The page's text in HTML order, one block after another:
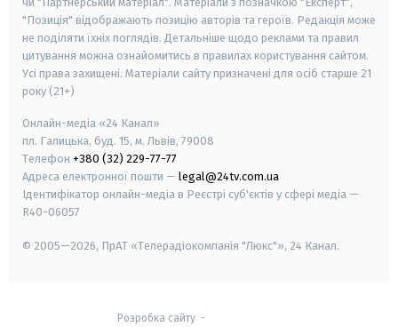
"Позиція" відображають позицію авторів та героїв. Редакція може
не поділяти їхніх поглядів. Детальніше щодо реклами та правил
цитування можна ознайомитись в правилах користування сайтом.
Усі права захищені. Матеріали сайту призначені для осіб старше 21
року (21+)
Онлайн-медіа «24 Канал»
пл. Галицька, буд. 15, м. Львів, 79008
Телефон +380 (32) 229-77-77
Адреса електронної пошти — legal@24tv.com.ua
Ідентифікатор онлайн-медіа в Реєстрі суб'єктів у сфері медіа —
R40-06057
© 2005—2026, ПрАТ «Телерадіокомпанія "Люкс"», 24 Канал.
Розробка сайту-